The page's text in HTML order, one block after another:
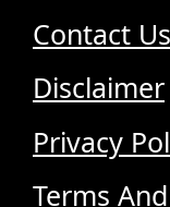
Contact Us
Disclaimer
Privacy
Terms